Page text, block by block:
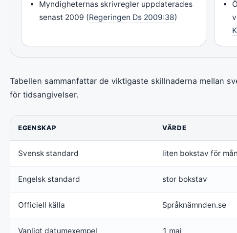
Myndigheternas skrivregler uppdaterades
senast 2009 (Regeringen Ds 2009:38)
Tabellen sammanfattar de viktigaste skillnaderna mellan
för tidsangivelser.
EGENSKAP VÄRDE
Svensk standard liten bokstav för
Engelsk standard stor bokstav
Officiell källa Språknämnden.se
Vanligt datumexempel 1 maj